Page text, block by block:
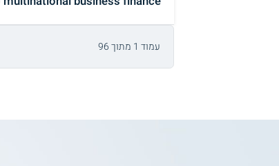
עמוד 1 מתוך 96